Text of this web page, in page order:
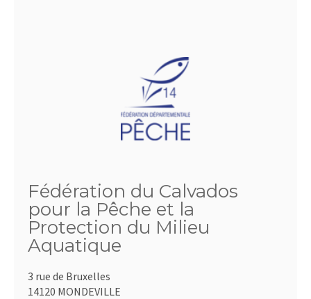
Fédération du Calvados
pour la Pêche et la
Protection du Milieu
Aquatique
3 rue de Bruxelles
14120 MONDEVILLE